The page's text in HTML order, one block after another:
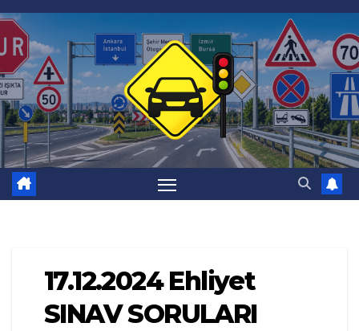
Skip
to
content
17.12.2024 Ehliyet
SINAV SORULARI